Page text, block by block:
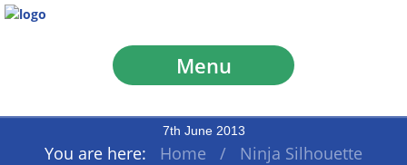
Menu
7th June 2013
You are here: Home / Ninja Silhouette